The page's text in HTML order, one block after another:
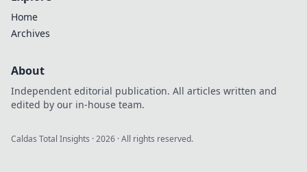
Home
Archives
About
Independent editorial publication. All articles written and
edited by our in-house team.
Caldas Total Insights ·2026 · All rights reserved.